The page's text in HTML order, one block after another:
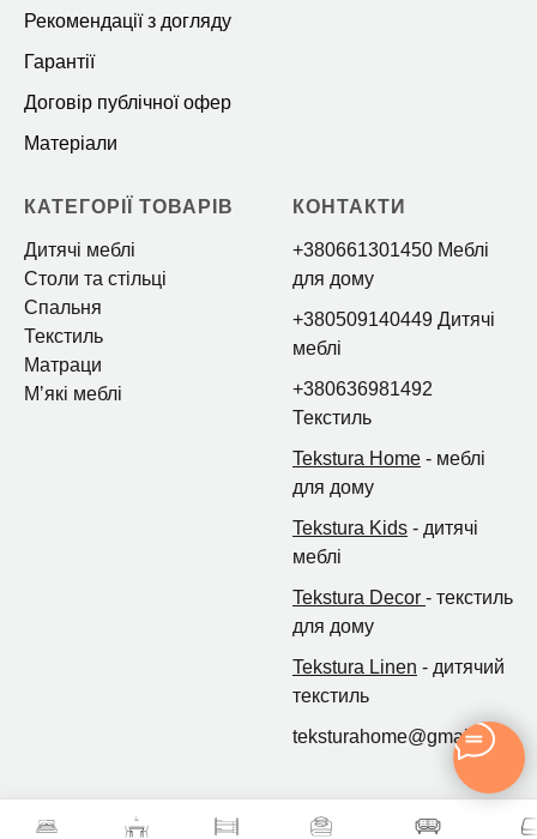
Рекомендації з догляду
Гарантії
Договір публічної офер
Матеріали
КАТЕГОРІЇ ТОВАРІВ
Дитячі меблі
Столи та стільці
Спальня
Текстиль
Матраци
Мʼякі меблі
КОНТАКТИ
+380661301450 Меблі
для дому
+380509140449 Дитячі
меблі
+380636981492
Текстиль
Tekstura Home - меблі
для дому
Tekstura Kids - дитячі
меблі
Tekstura Decor - текстиль
для дому
Tekstura Linen - дитячий
текстиль
teksturahome@gmail.com